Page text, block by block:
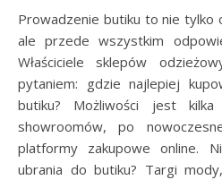
Prowadzenie butiku to nie tylko obsługa klienta i sprzedaż,
ale przede wszystkim
Właściciele sklepów
pytaniem: gdzie najlepiej
butiku? Możliwości jest
showroomów, po
platformy zakupowe online.
ubrania do butiku? Targi